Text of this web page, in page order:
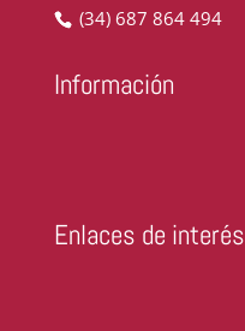
(34) 687 864 494
Información
Enlaces de interés